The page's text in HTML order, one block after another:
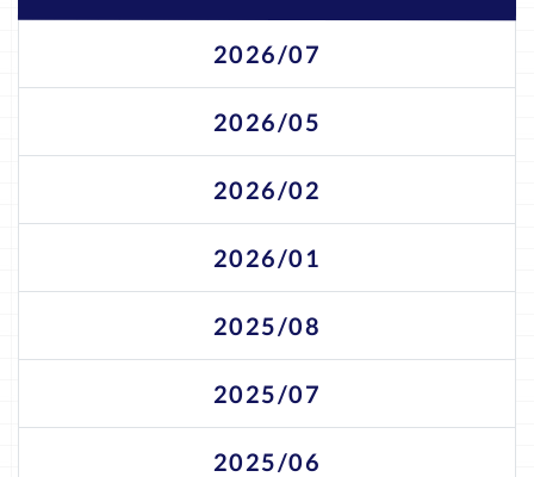
2026/07
2026/05
2026/02
2026/01
2025/08
2025/07
2025/06